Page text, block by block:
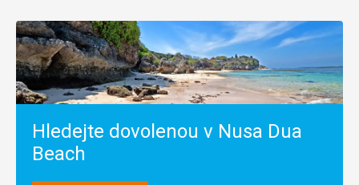
Hledejte dovolenou v Nusa Dua
Beach